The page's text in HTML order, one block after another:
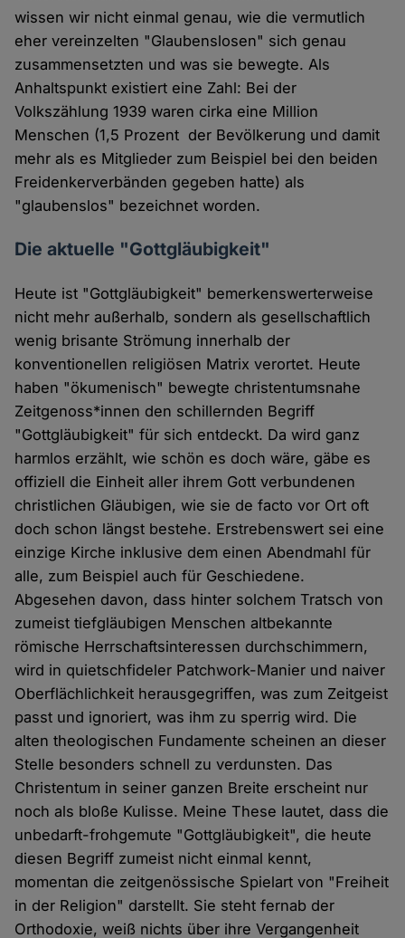
wissen wir nicht einmal genau, wie die vermutlich
eher vereinzelten "Glaubenslosen" sich genau
zusammensetzten und was sie bewegte. Als
Anhaltspunkt existiert eine Zahl: Bei der
Volkszählung 1939 waren cirka eine Million
Menschen (1,5 Prozent der Bevölkerung und damit
mehr als es Mitglieder zum Beispiel bei den beiden
Freidenkerverbänden gegeben hatte) als
"glaubenslos" bezeichnet worden.
Die aktuelle "Gottgläubigkeit"
Heute ist "Gottgläubigkeit" bemerkenswerterweise
nicht mehr außerhalb, sondern als gesellschaftlich
wenig brisante Strömung innerhalb der
konventionellen religiösen Matrix verortet. Heute
haben "ökumenisch" bewegte christentumsnahe
Zeitgenoss*innen den schillernden Begriff
"Gottgläubigkeit" für sich entdeckt. Da wird ganz
harmlos erzählt, wie schön es doch wäre, gäbe es
offiziell die Einheit aller ihrem Gott verbundenen
christlichen Gläubigen, wie sie de facto vor Ort oft
doch schon längst bestehe. Erstrebenswert sei eine
einzige Kirche inklusive dem einen Abendmahl für
alle, zum Beispiel auch für Geschiedene.
Abgesehen davon, dass hinter solchem Tratsch von
zumeist tiefgläubigen Menschen altbekannte
römische Herrschaftsinteressen durchschimmern,
wird in quietschfideler Patchwork-Manier und naiver
Oberflächlichkeit herausgegriffen, was zum Zeitgeist
passt und ignoriert, was ihm zu sperrig wird. Die
alten theologischen Fundamente scheinen an dieser
Stelle besonders schnell zu verdunsten. Das
Christentum in seiner ganzen Breite erscheint nur
noch als bloße Kulisse. Meine These lautet, dass die
unbedarft-frohgemute "Gottgläubigkeit", die heute
diesen Begriff zumeist nicht einmal kennt,
momentan die zeitgenössische Spielart von "Freiheit
in der Religion" darstellt. Sie steht fernab der
Orthodoxie, weiß nichts über ihre Vergangenheit